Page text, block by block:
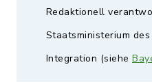
Redaktionell
Staatsministerium
Integration (siehe